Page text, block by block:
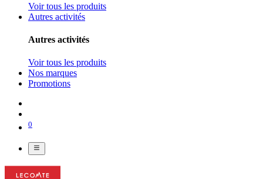
Voir tous les produits
Autres activités
Autres activités
Voir tous les produits
Nos marques
Promotions
0